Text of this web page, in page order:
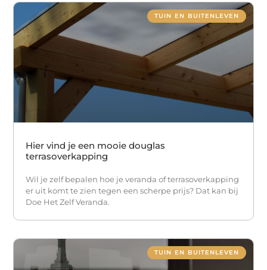
TUIN EN BUITENLEVEN
Hier vind je een mooie douglas
terrasoverkapping
Wil je zelf bepalen hoe je veranda of terrasoverkapping
er uit komt te zien tegen een scherpe prijs? Dat kan bij
Doe Het Zelf Veranda.
TUIN EN BUITENLEVEN